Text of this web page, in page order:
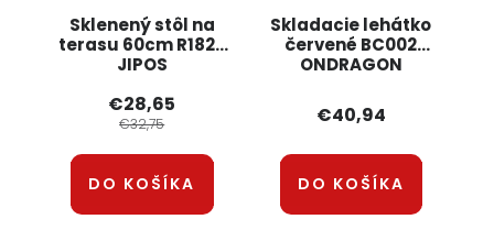
Sklenený stôl na
terasu 60cm R1825
JIPOS
€28,65
€32,75
DO KOŠÍKA
Skladacie lehátko
červené BC002
ONDRAGON
€40,94
DO KOŠÍKA